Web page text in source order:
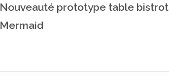
Nouveauté prototype table bistrot
Mermaid